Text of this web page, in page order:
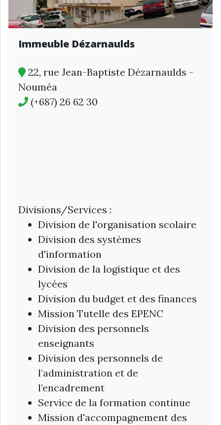
Immeuble Dézarnaulds
22, rue Jean-Baptiste Dézarnaulds -
Nouméa
(+687) 26 62 30
Divisions/Services :
Division de l'organisation scolaire
Division des systèmes
d'information
Division de la logistique et des
lycées
Division du budget et des finances
Mission Tutelle des EPENC
Division des personnels
enseignants
Division des personnels de
l’administration et de
l’encadrement
Service de la formation continue
Mission d'accompagnement des